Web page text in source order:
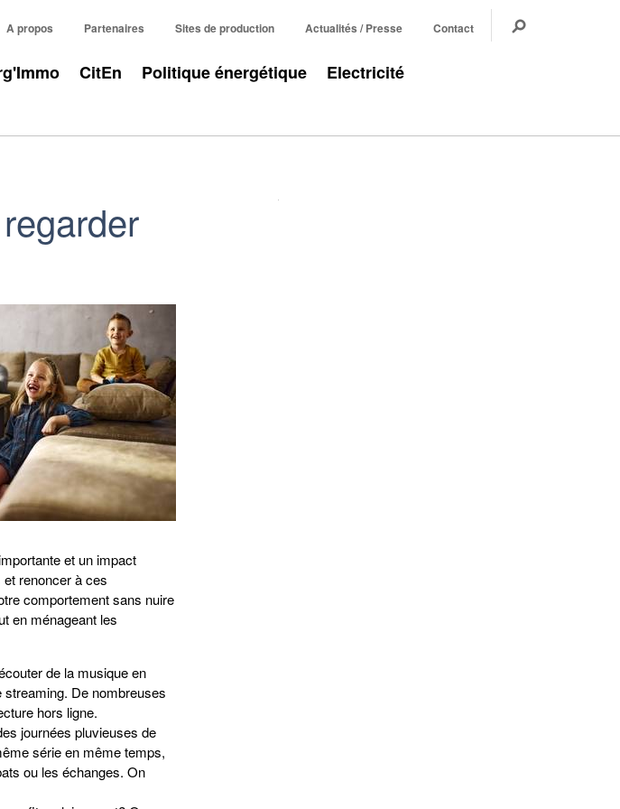
A propos Partenaires Sites de production Actualités / Presse Contact
CitEn Politique énergétique Electricité
et un impact
renoncer à ces
comportement sans nuire
en ménageant les
de la musique en
streaming. De nombreuses
hors ligne.
journées pluvieuses de
série en même temps,
ou les échanges. On